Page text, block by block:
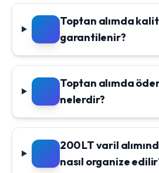
Toptan alımda
garantilenir?
Toptan alımda
nelerdir?
200 LT varil
nasıl organize